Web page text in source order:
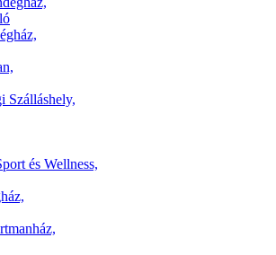
Szálláshely,
és Wellness,